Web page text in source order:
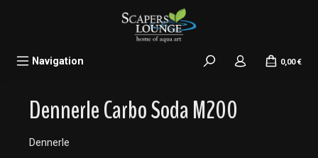
Navigation 0,00 €
Dennerle Carbo Soda M200
Dennerle